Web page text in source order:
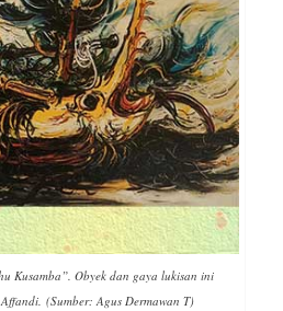
Kusamba”. Obyek dan gaya lukisan ini
(Sumber: Agus Dermawan T)